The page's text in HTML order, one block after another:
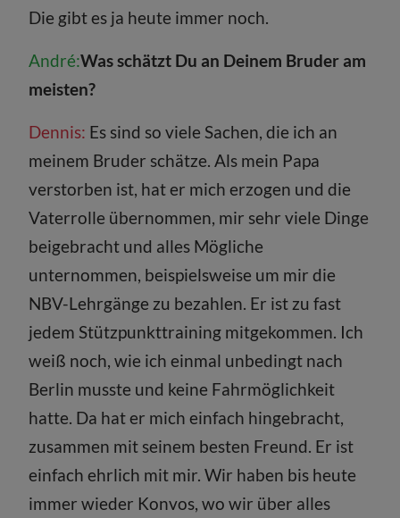
Die gibt es ja heute immer noch.
André:Was schätzt Du an Deinem Bruder am
meisten?
Dennis: Es sind so viele Sachen, die ich an
meinem Bruder schätze. Als mein Papa
verstorben ist, hat er mich erzogen und die
Vaterrolle übernommen, mir sehr viele Dinge
beigebracht und alles Mögliche
unternommen, beispielsweise um mir die
NBV-Lehrgänge zu bezahlen. Er ist zu fast
jedem Stützpunkttraining mitgekommen. Ich
weiß noch, wie ich einmal unbedingt nach
Berlin musste und keine Fahrmöglichkeit
hatte. Da hat er mich einfach hingebracht,
zusammen mit seinem besten Freund. Er ist
einfach ehrlich mit mir. Wir haben bis heute
immer wieder Konvos, wo wir über alles